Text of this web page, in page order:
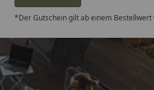
*Der Gutschein gilt ab einem Bestellwert
Trusted